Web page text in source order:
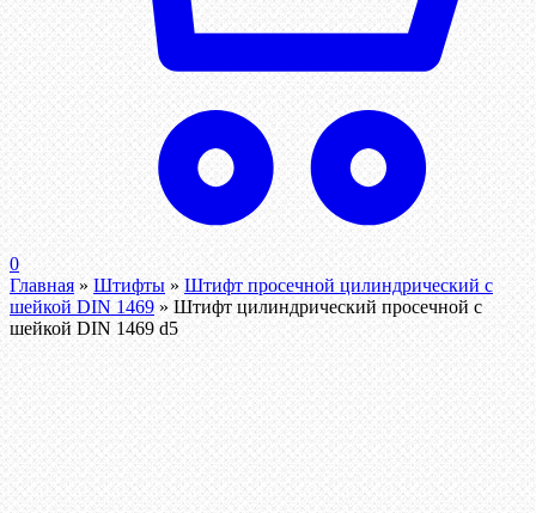
0
Главная » Штифты » Штифт просечной цилиндрический с
шейкой DIN 1469 » Штифт цилиндрический просечной с
шейкой DIN 1469 d5